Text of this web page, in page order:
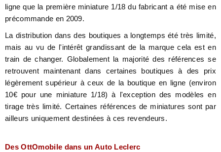
ligne que la première miniature 1/18 du fabricant a été mise en
précommande en 2009.
La distribution dans des boutiques a longtemps été très limité,
mais au vu de l'intérêt grandissant de la marque cela est en
train de changer. Globalement la majorité des références se
retrouvent maintenant dans certaines boutiques à des prix
légèrement supérieur à ceux de la boutique en ligne (environ
10€ pour une miniature 1/18) à l'exception des modèles en
tirage très limité. Certaines références de miniatures sont par
ailleurs uniquement destinées à ces revendeurs.
Des OttOmobile dans un Auto Leclerc